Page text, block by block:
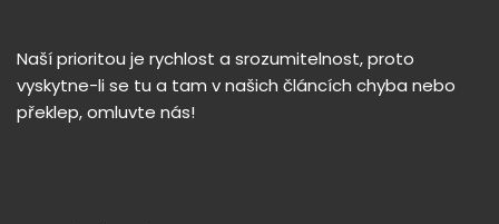
Naší prioritou je rychlost a srozumitelnost, proto
vyskytne-li se tu a tam v našich článcích chyba nebo
překlep, omluvte nás!